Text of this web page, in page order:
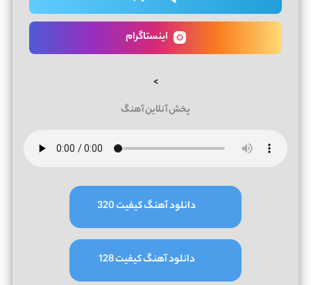
اینستاگرام
>
پخش آنلاین آهنگ
دانلود آهنگ کیفیت 320
دانلود آهنگ کیفیت 128